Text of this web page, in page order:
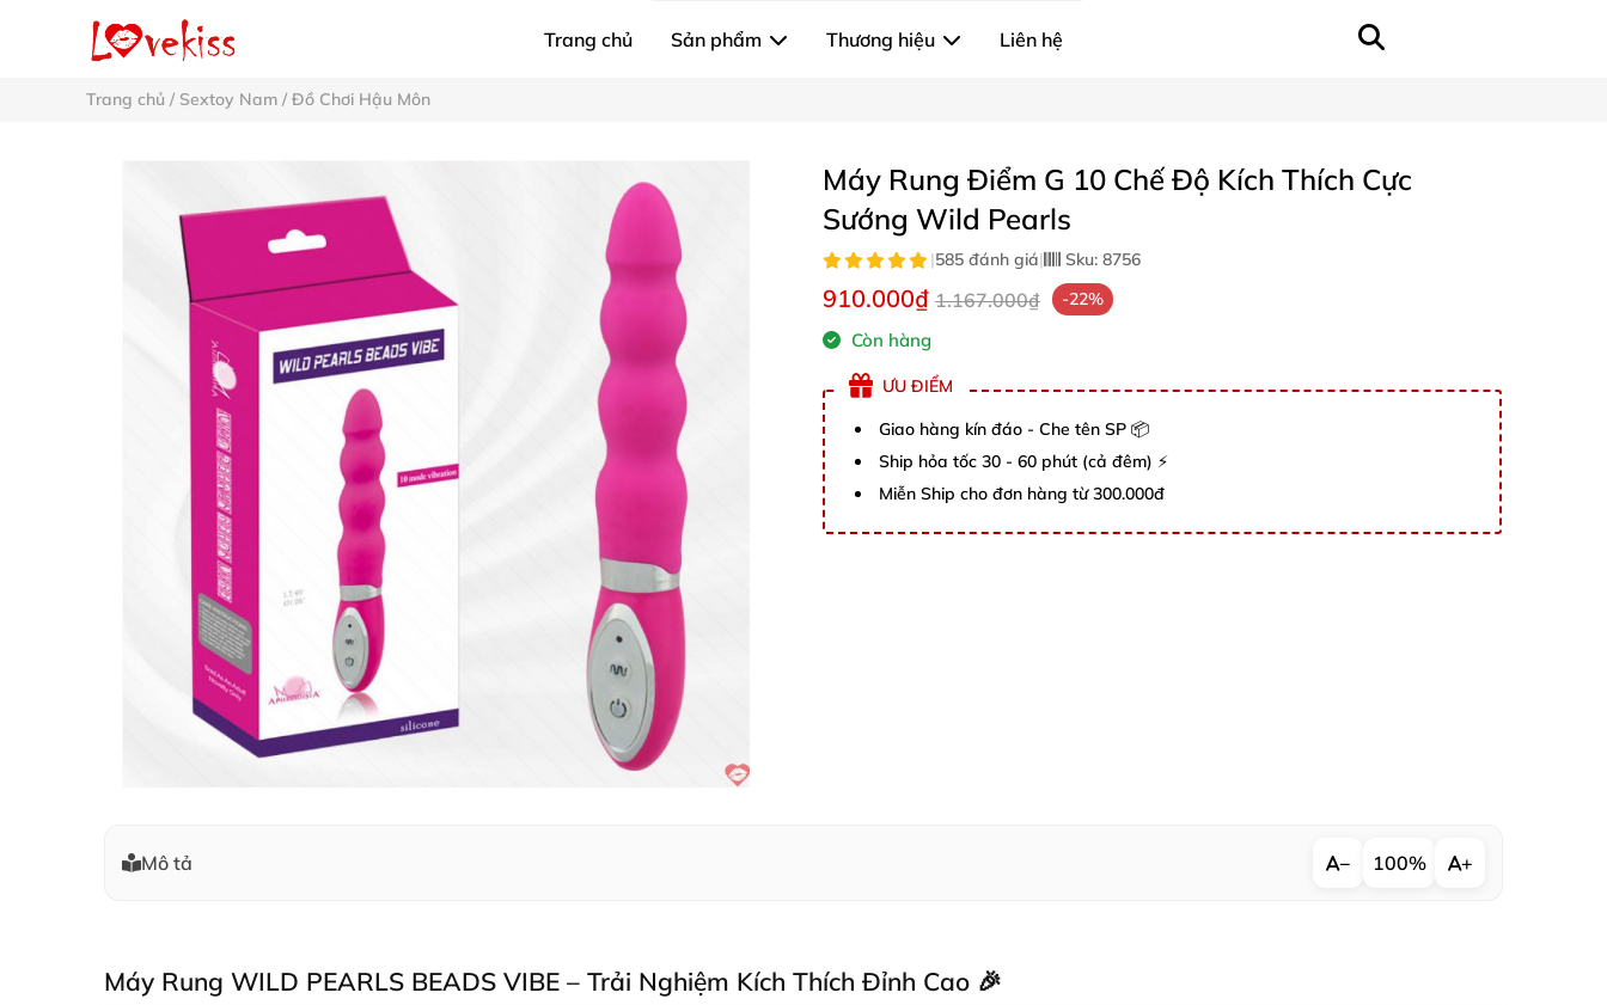
Trang chủ Sản phẩm Thương hiệu Liên hệ
Trang chủ / Sextoy Nam / Đồ Chơi Hậu Môn
Máy Rung Điểm G 10 Chế Độ Kích Thích Cực
Sướng Wild Pearls
|585 đánh giá| Sku: 8756
910.000₫ 1.167.000₫ -22%
Còn hàng
ƯU ĐIỂM
Giao hàng kín đáo - Che tên SP 📦
Ship hỏa tốc 30 - 60 phút (cả đêm) ⚡
Miễn Ship cho đơn hàng từ 300.000đ
Mô tả − 100% +
Máy Rung WILD PEARLS BEADS VIBE – Trải Nghiệm Kích Thích Đỉnh Cao 🎉